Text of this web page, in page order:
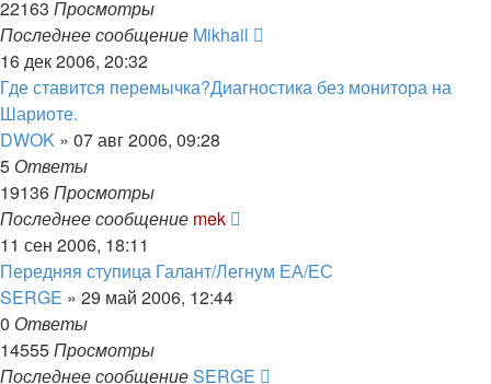
22163 Просмотры
Последнее сообщение Mikhail
16 дек 2006, 20:32
Где ставится перемычка?Диагностика без монитора на
Шариоте.
DWOK » 07 авг 2006, 09:28
5 Ответы
19136Просмотры
Последнее сообщение mek
11 сен 2006, 18:11
Передняя ступица Галант/Легнум ЕА/ЕС
SERGE » 29 май 2006, 12:44
0 Ответы
14555Просмотры
Последнее сообщениеSERGE